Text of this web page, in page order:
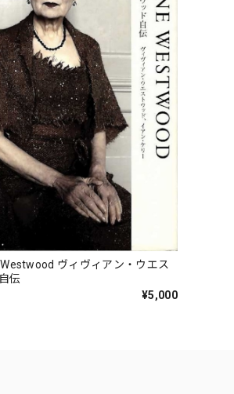
ヴィヴィアン・ウエス
伝
¥5,000